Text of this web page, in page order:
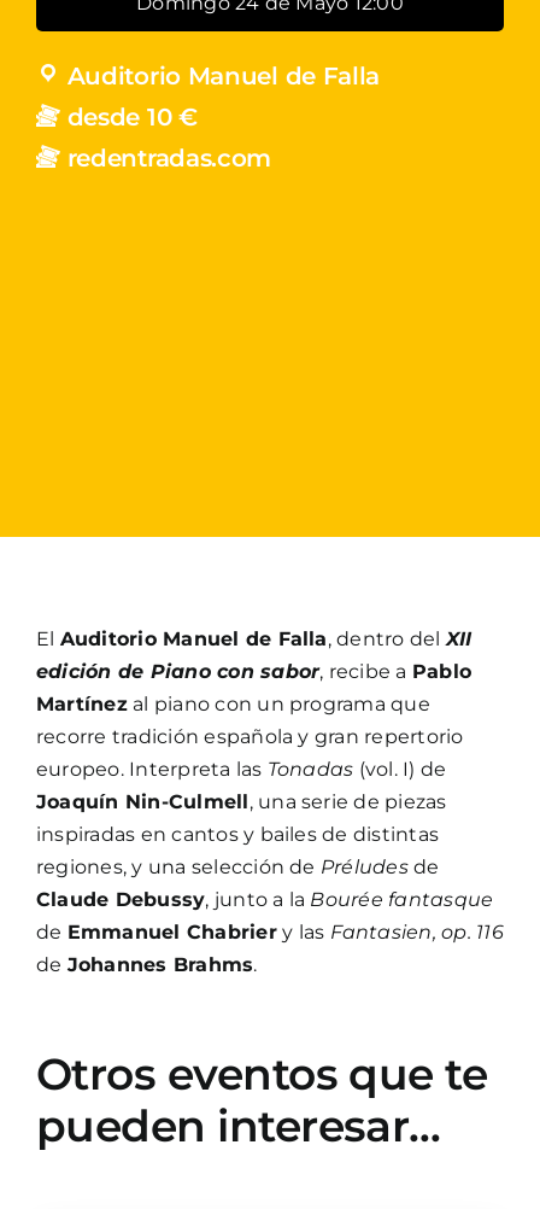
Auditorio Manuel de Falla
desde 10 €
redentradas.com
El Auditorio Manuel de Falla, dentro delXII
edición de Piano con sabor, recibe a Pablo
Martínezal piano con un programa que
recorre tradición española y gran repertorio
europeo. Interpreta las Tonadas (vol. I) de
Joaquín Nin-Culmell , una serie de piezas
inspiradas en cantos y bailes de distintas
regiones, y una selección de Préludesde
Claude Debussy, junto a la Bourée fantasque
de Emmanuel Chabriery las Fantasien, op. 116
de Johannes Brahms.
Otros eventos que te
pueden interesar…